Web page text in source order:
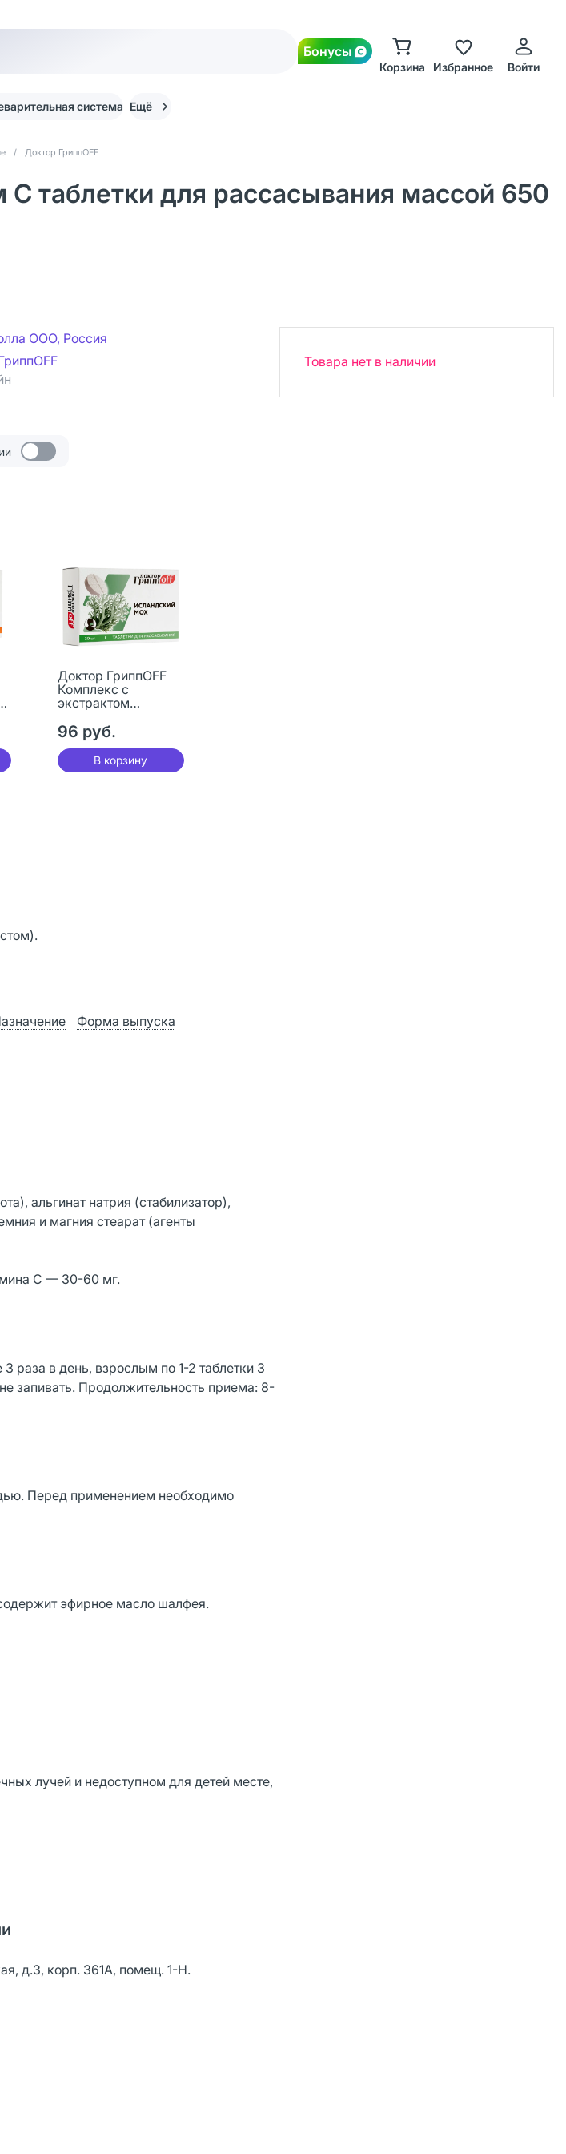
Бонусы
Корзина Избранное Войти
система Ещё
/ Доктор ГриппOFF
таблетки для рассасывания массой 650
ООО, Россия
Товара нет в наличии
Доктор ГриппOFF
Комплекс с
экстрактом
(цетрарией)
таблетки для
рассасывания
массой 500 мг 20
96 руб.
В корзину
Форма выпуска
альгинат натрия (стабилизатор),
и магния стеарат (агенты
С — 30-60 мг.
раза в день, взрослым по 1-2 таблетки 3
запивать. Продолжительность приема: 8-
Перед применением необходимо
эфирное масло шалфея.
лучей и недоступном для детей месте,
д.3, корп. 361А, помещ. 1-Н.